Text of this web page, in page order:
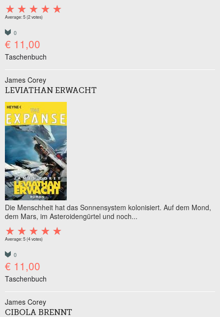
Average:5(2votes)
0
€ 11,00
Taschenbuch
James Corey
LEVIATHAN ERWACHT
Die Menschheit hat das Sonnensystem kolonisiert. Auf dem Mond,
dem Mars, im Asteroidengürtel und noch...
Average:5(4votes)
0
€ 11,00
Taschenbuch
James Corey
CIBOLA BRENNT